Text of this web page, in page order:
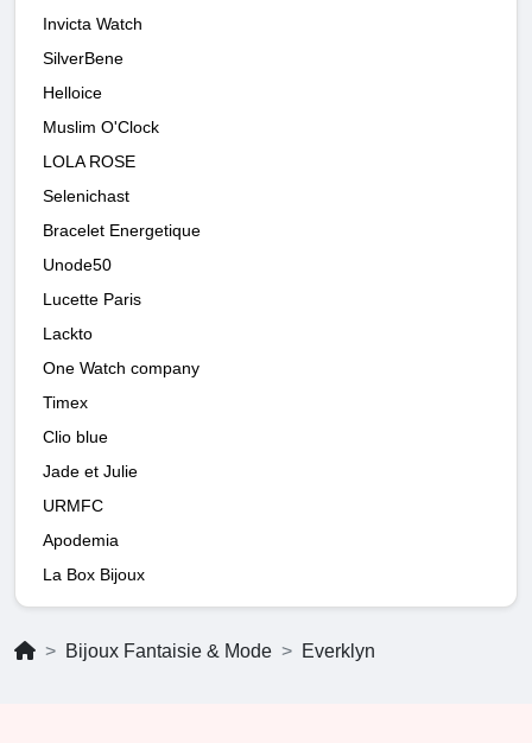
Invicta Watch
SilverBene
Helloice
Muslim O'Clock
LOLA ROSE
Selenichast
Bracelet Energetique
Unode50
Lucette Paris
Lackto
One Watch company
Timex
Clio blue
Jade et Julie
URMFC
Apodemia
La Box Bijoux
Bijoux Fantaisie & Mode Everklyn